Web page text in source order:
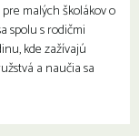
malých školákov o
spolu s rodičmi
kde zažívajú
a naučia sa